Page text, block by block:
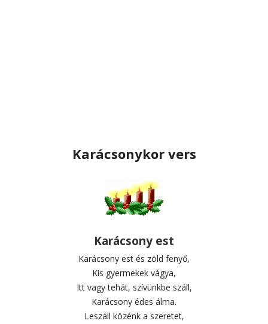
Karácsonykor vers
Karácsony est
Karácsony est és zöld fenyő,
Kis gyermekek vágya,
Itt vagy tehát, szívünkbe száll,
Karácsony édes álma.
Leszáll közénk a szeretet,